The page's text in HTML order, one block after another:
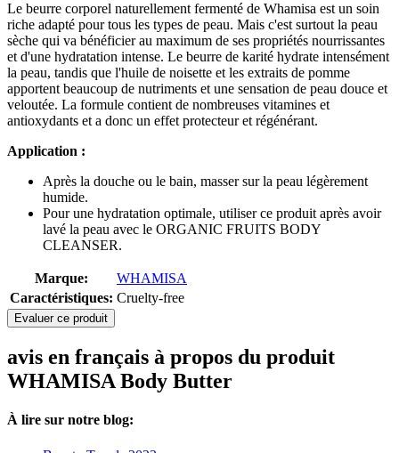
Le beurre corporel naturellement fermenté de Whamisa est un soin
riche adapté pour tous les types de peau. Mais c'est surtout la peau
sèche qui va bénéficier au maximum de ses propriétés nourrissantes
et d'une hydratation intense. Le beurre de karité hydrate intensément
la peau, tandis que l'huile de noisette et les extraits de pomme
apportent beaucoup de nutriments et une sensation de peau douce et
veloutée. La formule contient de nombreuses vitamines et
antioxydants et a donc un effet protecteur et régénérant.
Application :
Après la douche ou le bain, masser sur la peau légèrement
humide.
Pour une hydratation optimale, utiliser ce produit après avoir
lavé la peau avec le ORGANIC FRUITS BODY
CLEANSER.
Marque:
WHAMISA
Caractéristiques: Cruelty-free
Evaluer ce produit
avis en français à propos du produit
WHAMISA Body Butter
À lire sur notre blog: